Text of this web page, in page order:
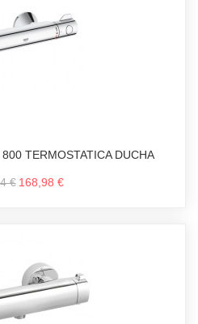
TERMOSTATICA DUCHA
€ 168,98 €